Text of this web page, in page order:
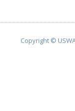
Copyright ©